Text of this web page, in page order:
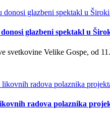
glazbeni spektakl u
svetkovine Velike Gospe, od
radova polaznika